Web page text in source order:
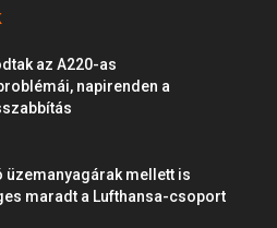
az A220-as
napirenden a
üzemanyagárak mellett is
maradt a Lufthansa-csoport